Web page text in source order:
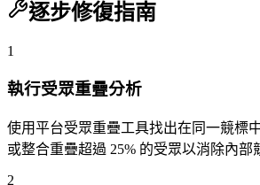
逐步修復指南
1
執行受眾重疊分析
使用平台受眾重疊工具找出在同一競標
或整合重疊超過 25% 的受眾以消除內部
2